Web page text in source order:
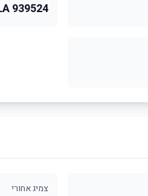
939524
צמיג אחורי